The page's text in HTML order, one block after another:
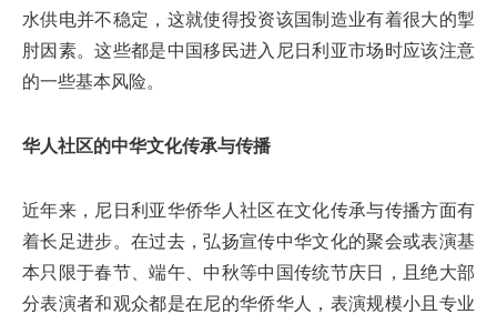
水供电并不稳定，这就使得投资该国制造业有着很大的掣
肘因素。这些都是中国移民进入尼日利亚市场时应该注意
的一些基本风险。
华人社区的中华文化传承与传播
近年来，尼日利亚华侨华人社区在文化传承与传播方面有
着长足进步。在过去，弘扬宣传中华文化的聚会或表演基
本只限于春节、端午、中秋等中国传统节庆日，且绝大部
分表演者和观众都是在尼的华侨华人，表演规模小且专业